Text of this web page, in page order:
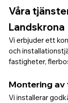
Våra
Landskrona
Vi erbjuder ett
och
fastigheter,
Montering
Vi installerar